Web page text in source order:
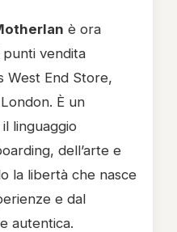
è ora
vendita
West End Store,
È un
linguaggio
dell’arte e
la libertà che nasce
e dal
autentica.